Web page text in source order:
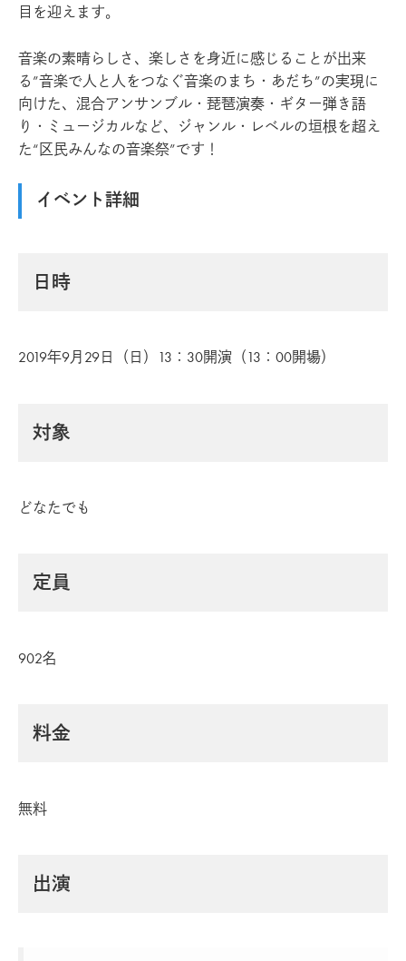
目を迎えます。
音楽の素晴らしさ、楽しさを身近に感じることが出来
る”音楽で人と人をつなぐ音楽のまち・あだち”の実現に
向けた、混合アンサンブル・琵琶演奏・ギター弾き語
り・ミュージカルなど、ジャンル・レベルの垣根を超え
た“区民みんなの音楽祭”です！
イベント詳細
日時
2019年9月29日（日）13：30開演（13：00開場）
対象
どなたでも
定員
902名
料金
無料
出演